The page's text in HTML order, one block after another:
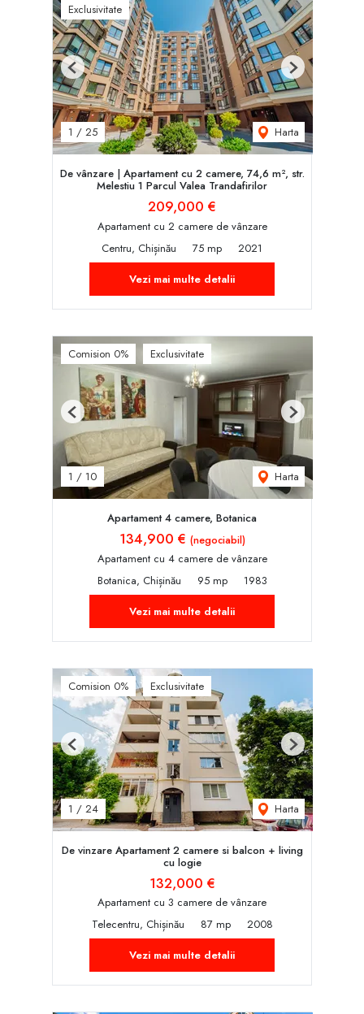
Exclusivitate
1 / 25 Harta
Previous Next
De vânzare | Apartament cu 2 camere, 74,6 m², str.
Melestiu 1 Parcul Valea Trandafirilor
209,000 €
Apartament cu 2 camere de vânzare
Centru, Chișinău
75 mp
2021
Vezi mai multe detalii
Comision 0% Exclusivitate
1 / 10 Harta
Previous Next
Apartament 4 camere, Botanica
134,900 € (negociabil)
Apartament cu 4 camere de vânzare
Botanica, Chișinău
95 mp
1983
Vezi mai multe detalii
Comision 0% Exclusivitate
1 / 24 Harta
Previous Next
De vinzare Apartament 2 camere si balcon + living
cu logie
132,000 €
Apartament cu 3 camere de vânzare
Telecentru, Chișinău
87 mp
2008
Vezi mai multe detalii